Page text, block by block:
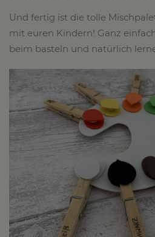
Und fertig ist die tolle
mit euren Kindern! Ganz
beim basteln und natürlich